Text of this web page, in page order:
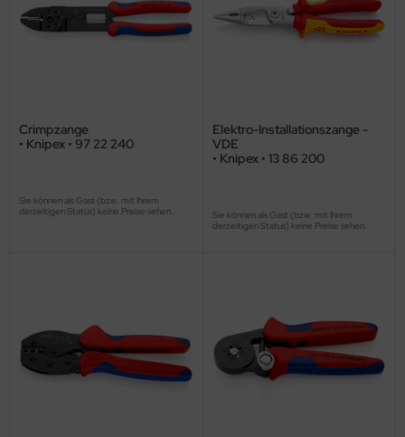
Crimpzange
• Knipex • 97 22 240
Sie können als Gast (bzw. mit Ihrem
derzeitigen Status) keine Preise sehen.
Elektro-Installationszange -
VDE
• Knipex • 13 86 200
Sie können als Gast (bzw. mit Ihrem
derzeitigen Status) keine Preise sehen.